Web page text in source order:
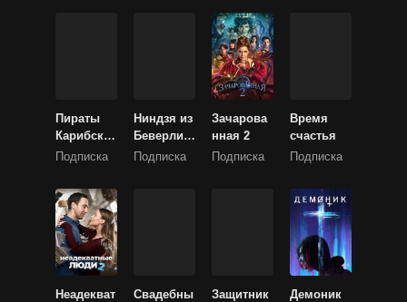
Пираты
Карибског
о моря:
е Черной
жемчужин
ы
Подписка
Ниндзя из
Беверли
Хиллз
Подписка
Зачарова
нная 2
Подписка
Время
счастья
Подписка
Неадекват
Свадебны
Защитник
Демоник